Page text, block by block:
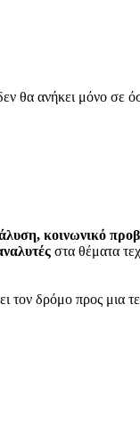
θα ανήκει μόνο
κοινωνικό
στα θέματα
τον δρόμο προς μια